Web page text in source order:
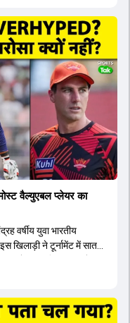
रजत पाटीदार कप्तानी की
को तीसरे ओपनर के तौर पर
और संजू सैमसन पहली पसंद
ज्यादा मौके मिलेंगे। अजीत
गंभीर आगामी टी20 वर्ल्ड
लेकर चल रहे हैं।
वैल्युएबल प्लेयर का
वर्षीय युवा भारतीय
खिलाड़ी ने टूर्नामेंट में सात
प्लेयर का खिताब अपने नाम
के वर्तमान कप्तान और
इस खिलाड़ी के प्रदर्शन पर
साबित कर दिया है जो